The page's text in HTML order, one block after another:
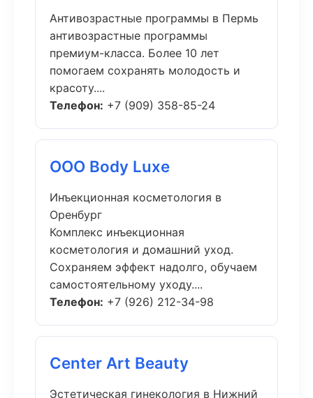
Антивозрастные программы в Пермь
антивозрастные программы
премиум-класса. Более 10 лет
помогаем сохранять молодость и
красоту....
Телефон: +7 (909) 358-85-24
ООО Body Luxe
Инъекционная косметология в
Оренбург
Комплекс инъекционная
косметология и домашний уход.
Сохраняем эффект надолго, обучаем
самостоятельному уходу....
Телефон: +7 (926) 212-34-98
Center Art Beauty
Эстетическая гинекология в Нижний